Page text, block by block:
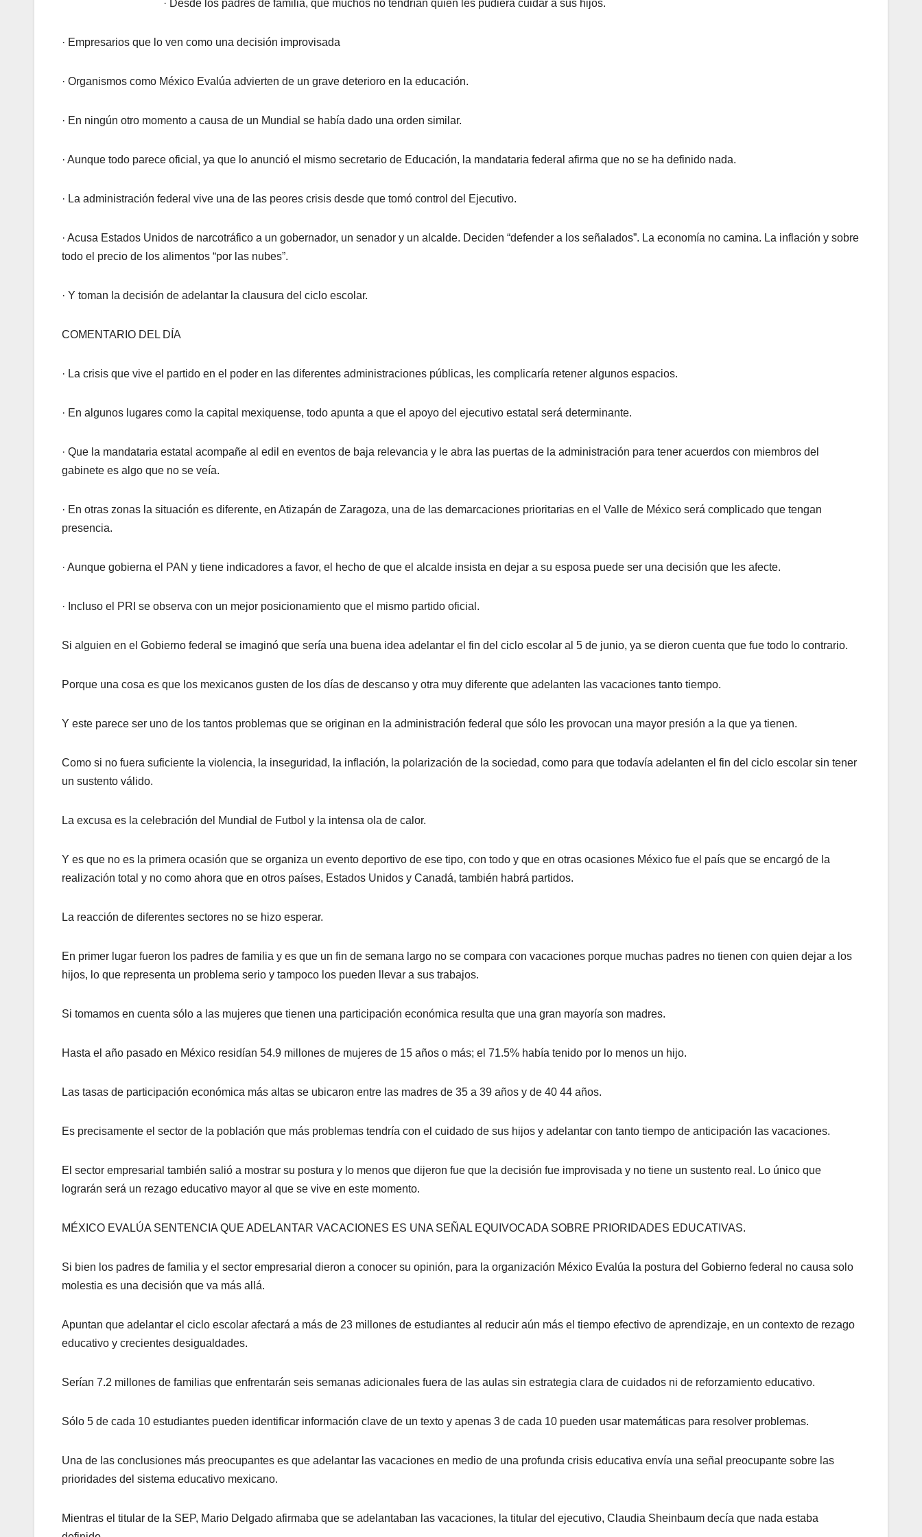
· Desde los padres de familia, que muchos no tendrían quien les pudiera cuidar a sus hijos.
· Empresarios que lo ven como una decisión improvisada
· Organismos como México Evalúa advierten de un grave deterioro en la educación.
· En ningún otro momento a causa de un Mundial se había dado una orden similar.
· Aunque todo parece oficial, ya que lo anunció el mismo secretario de Educación, la mandataria federal afirma que no se ha definido nada.
· La administración federal vive una de las peores crisis desde que tomó control del Ejecutivo.
· Acusa Estados Unidos de narcotráfico a un gobernador, un senador y un alcalde. Deciden “defender a los señalados”. La economía no camina. La inflación y sobre
todo el precio de los alimentos “por las nubes”.
· Y toman la decisión de adelantar la clausura del ciclo escolar.
COMENTARIO DEL DÍA
· La crisis que vive el partido en el poder en las diferentes administraciones públicas, les complicaría retener algunos espacios.
· En algunos lugares como la capital mexiquense, todo apunta a que el apoyo del ejecutivo estatal será determinante.
· Que la mandataria estatal acompañe al edil en eventos de baja relevancia y le abra las puertas de la administración para tener acuerdos con miembros del
gabinete es algo que no se veía.
· En otras zonas la situación es diferente, en Atizapán de Zaragoza, una de las demarcaciones prioritarias en el Valle de México será complicado que tengan
presencia.
· Aunque gobierna el PAN y tiene indicadores a favor, el hecho de que el alcalde insista en dejar a su esposa puede ser una decisión que les afecte.
· Incluso el PRI se observa con un mejor posicionamiento que el mismo partido oficial.
Si alguien en el Gobierno federal se imaginó que sería una buena idea adelantar el fin del ciclo escolar al 5 de junio, ya se dieron cuenta que fue todo lo contrario.
Porque una cosa es que los mexicanos gusten de los días de descanso y otra muy diferente que adelanten las vacaciones tanto tiempo.
Y este parece ser uno de los tantos problemas que se originan en la administración federal que sólo les provocan una mayor presión a la que ya tienen.
Como si no fuera suficiente la violencia, la inseguridad, la inflación, la polarización de la sociedad, como para que todavía adelanten el fin del ciclo escolar sin tener
un sustento válido.
La excusa es la celebración del Mundial de Futbol y la intensa ola de calor.
Y es que no es la primera ocasión que se organiza un evento deportivo de ese tipo, con todo y que en otras ocasiones México fue el país que se encargó de la
realización total y no como ahora que en otros países, Estados Unidos y Canadá, también habrá partidos.
La reacción de diferentes sectores no se hizo esperar.
En primer lugar fueron los padres de familia y es que un fin de semana largo no se compara con vacaciones porque muchas padres no tienen con quien dejar a los
hijos, lo que representa un problema serio y tampoco los pueden llevar a sus trabajos.
Si tomamos en cuenta sólo a las mujeres que tienen una participación económica resulta que una gran mayoría son madres.
Hasta el año pasado en México residían 54.9 millones de mujeres de 15 años o más; el 71.5% había tenido por lo menos un hijo.
Las tasas de participación económica más altas se ubicaron entre las madres de 35 a 39 años y de 40 44 años.
Es precisamente el sector de la población que más problemas tendría con el cuidado de sus hijos y adelantar con tanto tiempo de anticipación las vacaciones.
El sector empresarial también salió a mostrar su postura y lo menos que dijeron fue que la decisión fue improvisada y no tiene un sustento real. Lo único que
lograrán será un rezago educativo mayor al que se vive en este momento.
MÉXICO EVALÚA SENTENCIA QUE ADELANTAR VACACIONES ES UNA SEÑAL EQUIVOCADA SOBRE PRIORIDADES EDUCATIVAS.
Si bien los padres de familia y el sector empresarial dieron a conocer su opinión, para la organización México Evalúa la postura del Gobierno federal no causa solo
molestia es una decisión que va más allá.
Apuntan que adelantar el ciclo escolar afectará a más de 23 millones de estudiantes al reducir aún más el tiempo efectivo de aprendizaje, en un contexto de rezago
educativo y crecientes desigualdades.
Serían 7.2 millones de familias que enfrentarán seis semanas adicionales fuera de las aulas sin estrategia clara de cuidados ni de reforzamiento educativo.
Sólo 5 de cada 10 estudiantes pueden identificar información clave de un texto y apenas 3 de cada 10 pueden usar matemáticas para resolver problemas.
Una de las conclusiones más preocupantes es que adelantar las vacaciones en medio de una profunda crisis educativa envía una señal preocupante sobre las
prioridades del sistema educativo mexicano.
Mientras el titular de la SEP, Mario Delgado afirmaba que se adelantaban las vacaciones, la titular del ejecutivo, Claudia Sheinbaum decía que nada estaba